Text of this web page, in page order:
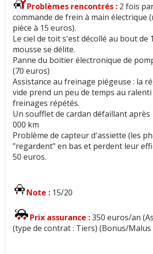
Equipement
Poids: 2aiment
Eclairage
Fiabilité: 8aiment9 n'aiment pas
Service après vente :4n'aiment pas
Entretien (coût):2aiment5
Prix pièces détach.
Problèmes rencontrés : 2 fois
commande de frein à main électrique
pièce à 15 euros).
Le ciel de toit s'est décollé au bout de
mousse se délite.
Panne du boitier électronique de
(70 euros)
Assistance au freinage piégeuse : la
vide prend un peu de temps au ralenti
freinages répétés.
Un soufflet de cardan défaillant après
000 km
Problème de capteur d'assiette (les
"regardent" en bas et perdent leur
50 euros.
Note : 15/20
Prix assurance :350 euros/an
(type de contrat : Tiers) (Bonus/Malus